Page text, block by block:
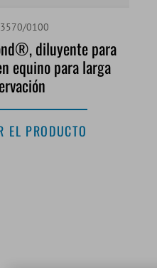
0100
diluyente para
equino para larga
EL PRODUCTO